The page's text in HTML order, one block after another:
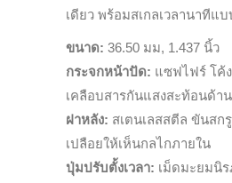
เดียว พร้อมสเกลเวลานาทีแ
ขนาด: 36.50 มม, 1.437 นิ้ว
กระจกหน้าปัด: แซฟไฟร์ โค้
เคลือบสารกันแสงสะท้อนด้า
ฝาหลัง: สเตนเลสสตีล ขันสก
เปลือยให้เห็นกลไกภายใน
ปุ่มปรับตั้งเวลา: เม็ดมะยมนิ